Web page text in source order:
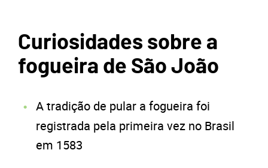
Curiosidades sobre a
fogueira de São João
A tradição de pular a fogueira foi
registrada pela primeira vez no Brasil
em 1583